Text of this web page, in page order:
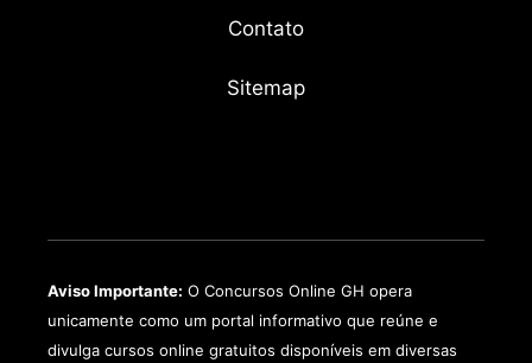
Contato
Sitemap
Aviso Importante: O Concursos Online GH opera
unicamente como um portal informativo que reúne e
divulga cursos online gratuitos disponíveis em diversas